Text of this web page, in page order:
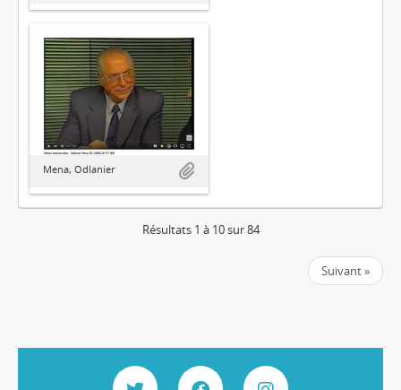
Mena, Odlanier
Résultats 1 à 10 sur 84
Suivant »